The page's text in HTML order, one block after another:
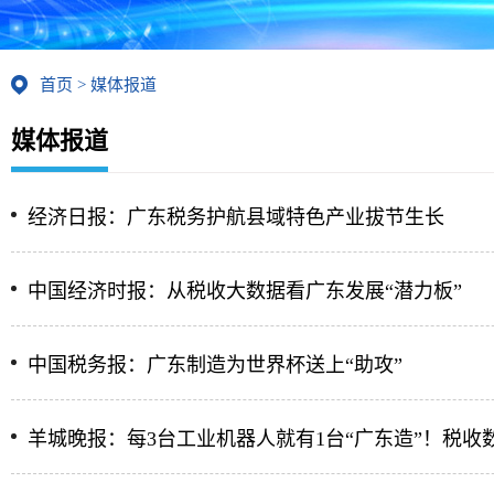
首页 > 媒体报道
媒体报道
经济日报：广东税务护航县域特色产业拔节生长
中国经济时报：从税收大数据看广东发展“潜力板”
中国税务报：广东制造为世界杯送上“助攻”
羊城晚报：每3台工业机器人就有1台“广东造”！税